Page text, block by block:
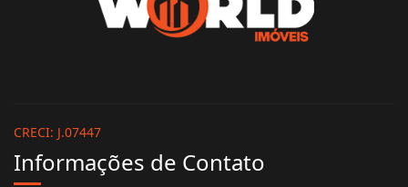
CRECI: J.07447
Informações de Contato